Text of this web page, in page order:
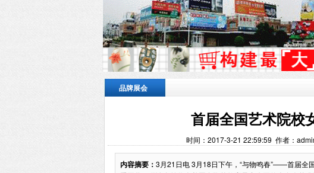
品牌展会
首届全国艺术院校
时间：2017-3-21 22:59:59 作者：
内容摘要： 3月21日电 3月18日下午，“与物鸣春”——首届全